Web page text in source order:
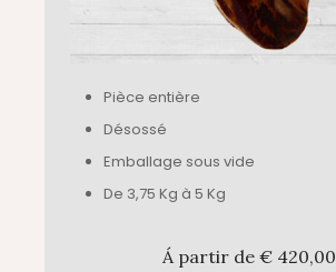
Pièce entière
Désossé
Emballage sous vide
De 3,75 Kg à 5 Kg
Á partir de € 420,00